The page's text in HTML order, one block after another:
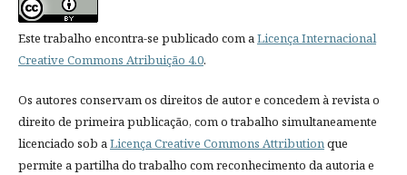
Este trabalho encontra-se publicado com aLicença Internacional
Creative Commons Atribuição 4.0.
Os autores conservam os direitos de autor e concedem à revista o
direito de primeira publicação, com o trabalho simultaneamente
licenciado sob aLicença Creative Commons Attributionque
permite a partilha do trabalho com reconhecimento da autoria e